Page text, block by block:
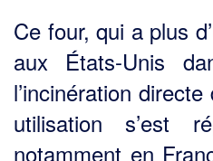
Ce four, qui a plus
aux États-Unis
l’incinération
utilisation s’est
notamment en